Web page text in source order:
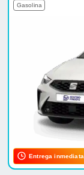
Gasolina
Entrega inmediata